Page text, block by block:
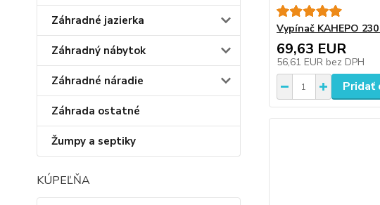
Záhradné jazierka
Záhradný nábytok
Záhradné náradie
Záhrada ostatné
Žumpy a septiky
KÚPEĽŇA
Vypínač KAHEPO
69,63 EUR
56,61 EUR bez DPH
Pridať